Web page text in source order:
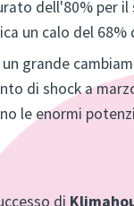
dell'80% per
un calo del
grande
di shock a
le enormi
di